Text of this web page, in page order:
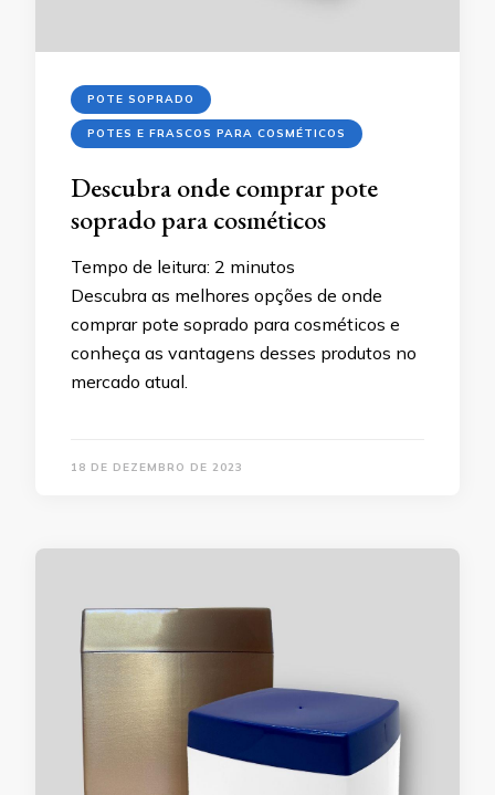
POTE SOPRADO
POTES E FRASCOS PARA COSMÉTICOS
Descubra onde comprar pote
soprado para cosméticos
Tempo de leitura: 2 minutos
Descubra as melhores opções de onde
comprar pote soprado para cosméticos e
conheça as vantagens desses produtos no
mercado atual.
18 DE DEZEMBRO DE 2023